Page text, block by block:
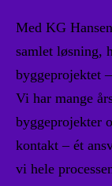
Med KG
samlet løsning,
byggeprojektet
Vi har mange
byggeprojekter
kontakt – ét
vi hele